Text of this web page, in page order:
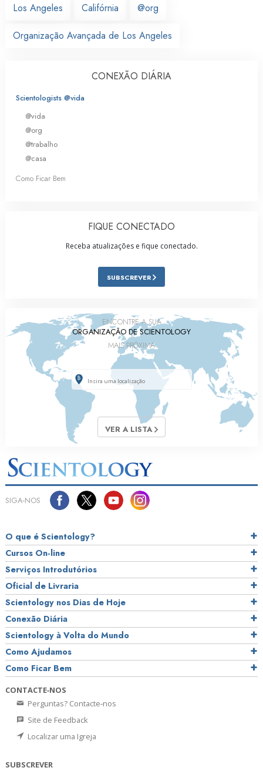
Los Angeles
Califórnia @org
Organização Avançada de Los Angeles
CONEXÃO DIÁRIA
Scientologists @vida
@vida
@org
@trabalho
@casa
Como Ficar Bem
FIQUE CONECTADO
Receba atualizações e fique conectado.
SUBSCREVER
ENCONTRE A SUA
ORGANIZAÇÃO DE SCIENTOLOGY
MAIS PRÓXIMA
VER A LISTA
SIGA‑NOS
O que é Scientology?
Cursos On‑line
Serviços Introdutórios
Oficial de Livraria
Scientology nos Dias de Hoje
Conexão Diária
Scientology à Volta do Mundo
Como Ajudamos
Como Ficar Bem
CONTACTE‑NOS
Perguntas? Contacte‑nos
Site de Feedback
Localizar uma Igreja
SUBSCREVER